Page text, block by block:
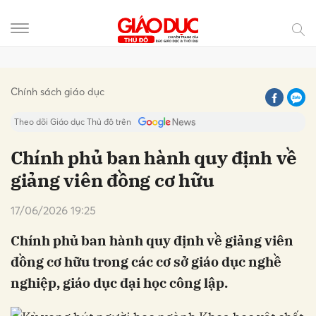
Chính sách giáo dục
Theo dõi Giáo dục Thủ đô trên
Chính phủ ban hành quy định về
giảng viên đồng cơ hữu
17/06/2026 19:25
Chính phủ ban hành quy định về giảng viên
đồng cơ hữu trong các cơ sở giáo dục nghề
nghiệp, giáo dục đại học công lập.
Hủy Gửi